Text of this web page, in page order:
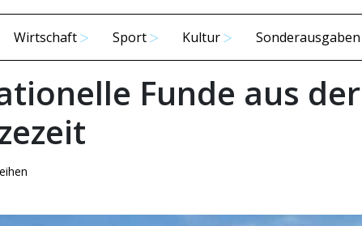
Wirtschaft Sport Kultur Sonderausgaben
Funde aus der